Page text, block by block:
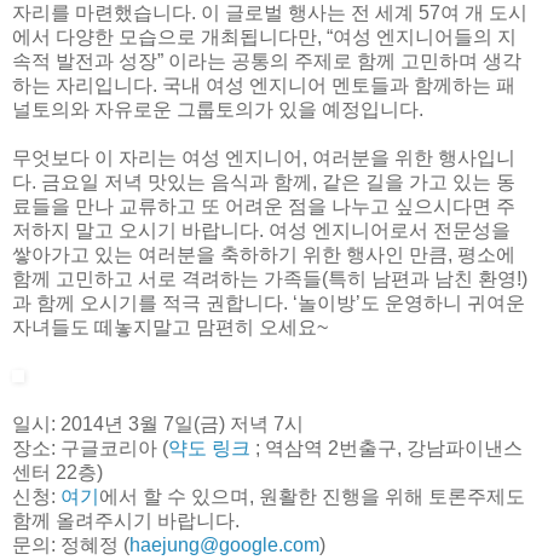
자리를 마련했습니다. 이 글로벌 행사는 전 세계 57여 개 도시
에서 다양한 모습으로 개최됩니다만, “여성 엔지니어들의 지
속적 발전과 성장” 이라는 공통의 주제로 함께 고민하며 생각
하는 자리입니다. 국내 여성 엔지니어 멘토들과 함께하는 패
널토의와 자유로운 그룹토의가 있을 예정입니다.
무엇보다 이 자리는 여성 엔지니어, 여러분을 위한 행사입니
다. 금요일 저녁 맛있는 음식과 함께, 같은 길을 가고 있는 동
료들을 만나 교류하고 또 어려운 점을 나누고 싶으시다면 주
저하지 말고 오시기 바랍니다. 여성 엔지니어로서 전문성을
쌓아가고 있는 여러분을 축하하기 위한 행사인 만큼, 평소에
함께 고민하고 서로 격려하는 가족들(특히 남편과 남친 환영!)
과 함께 오시기를 적극 권합니다. ‘놀이방’도 운영하니 귀여운
자녀들도 떼놓지말고 맘편히 오세요~
일시: 2014년 3월 7일(금) 저녁 7시
장소: 구글코리아 (약도 링크 ; 역삼역 2번출구, 강남파이낸스
센터 22층)
신청: 여기 에서 할 수 있으며, 원활한 진행을 위해 토론주제도
함께 올려주시기 바랍니다.
문의: 정혜정 (haejung@google.com)